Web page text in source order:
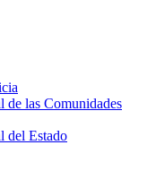
de las Comunidades
del Estado